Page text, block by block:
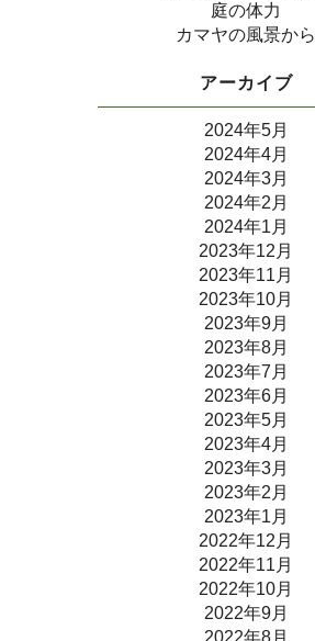
庭の体力
カマヤの風景から
アーカイブ
2024年5月
2024年4月
2024年3月
2024年2月
2024年1月
2023年12月
2023年11月
2023年10月
2023年9月
2023年8月
2023年7月
2023年6月
2023年5月
2023年4月
2023年3月
2023年2月
2023年1月
2022年12月
2022年11月
2022年10月
2022年9月